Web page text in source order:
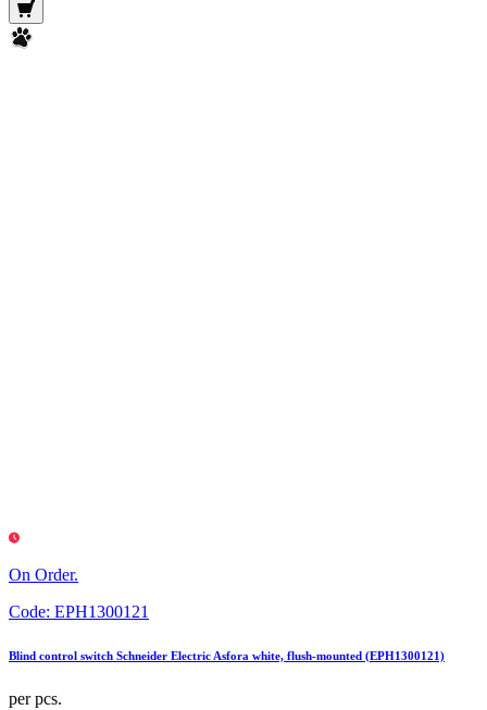
On Order.
Code: EPH1300121
Blind control switch Schneider Electric Asfora white, flush-mounted (EPH1300121)
per pcs.